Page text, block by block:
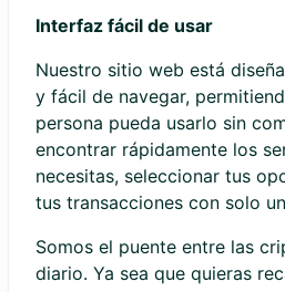
Interfaz fácil de usar
Nuestro sitio web está
y fácil de navegar,
persona pueda usarlo sin
encontrar rápidamente los
necesitas, seleccionar tus
tus transacciones con solo
Somos el puente entre las
diario. Ya sea que quieras